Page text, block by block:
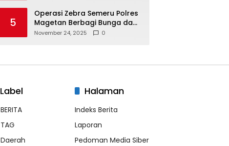
5
Operasi Zebra Semeru Polres
Magetan Berbagi Bunga dan
Coklat Ajak Warga Tertib
November 24, 2025 0
Label
BERITA
TAG
Daerah
Halaman
Indeks Berita
Laporan
Pedoman Media Siber